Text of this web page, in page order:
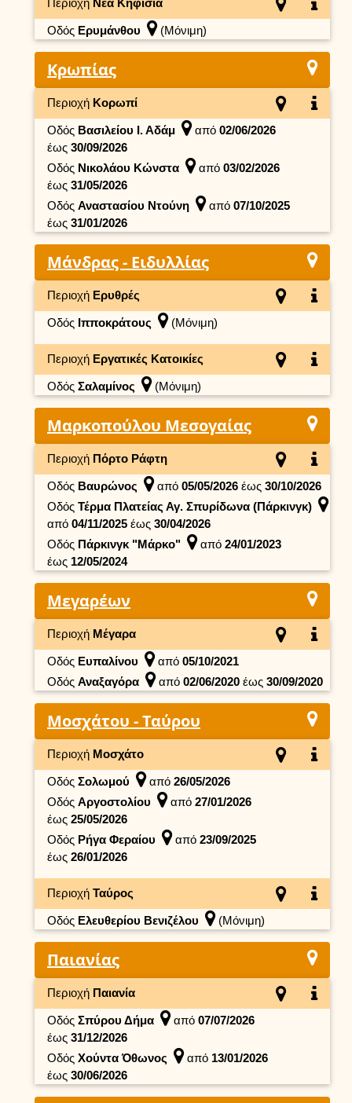
Περιοχή Νέα Κηφισιά
Οδός Ερυμάνθου (Μόνιμη)
Κρωπίας
Περιοχή Κορωπί
Οδός Βασιλείου Ι. Αδάμ από 02/06/2026
έως 30/09/2026
Οδός Νικολάου Κώνστα από 03/02/2026
έως 31/05/2026
Οδός Αναστασίου Ντούνη από 07/10/2025
έως 31/01/2026
Μάνδρας - Ειδυλλίας
Περιοχή Ερυθρές
Οδός Ιπποκράτους (Μόνιμη)
Περιοχή Εργατικές Κατοικίες
Οδός Σαλαμίνος (Μόνιμη)
Μαρκοπούλου Μεσογαίας
Περιοχή Πόρτο Ράφτη
Οδός Βαυρώνος από 05/05/2026 έως 30/10/2026
Οδός Τέρμα Πλατείας Αγ. Σπυρίδωνα (Πάρκινγκ)
από 04/11/2025 έως 30/04/2026
Οδός Πάρκινγκ "Μάρκο" από 24/01/2023
έως 12/05/2024
Μεγαρέων
Περιοχή Μέγαρα
Οδός Ευπαλίνου από 05/10/2021
Οδός Αναξαγόρα από 02/06/2020 έως 30/09/2020
Μοσχάτου - Ταύρου
Περιοχή Μοσχάτο
Οδός Σολωμού από 26/05/2026
Οδός Αργοστολίου από 27/01/2026
έως 25/05/2026
Οδός Ρήγα Φεραίου από 23/09/2025
έως 26/01/2026
Περιοχή Ταύρος
Οδός Ελευθερίου Βενιζέλου (Μόνιμη)
Παιανίας
Περιοχή Παιανία
Οδός Σπύρου Δήμα από 07/07/2026
έως 31/12/2026
Οδός Χούντα Όθωνος από 13/01/2026
έως 30/06/2026